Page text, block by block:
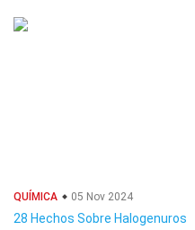
QUÍMICA 05 Nov 2024
28 Hechos Sobre Halogenuros